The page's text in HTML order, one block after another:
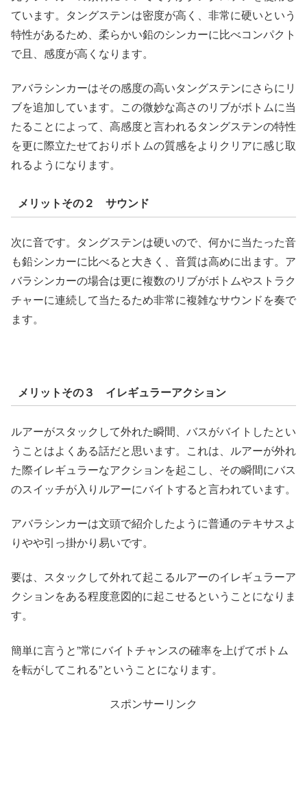
ています。タングステンは密度が高く、非常に硬いという
特性があるため、柔らかい鉛のシンカーに比べコンパクト
で且、感度が高くなります。
アバラシンカーはその感度の高いタングステンにさらにリ
ブを追加しています。この微妙な高さのリブがボトムに当
たることによって、高感度と言われるタングステンの特性
を更に際立たせておりボトムの質感をよりクリアに感じ取
れるようになります。
メリットその２ サウンド
次に音です。タングステンは硬いので、何かに当たった音
も鉛シンカーに比べると大きく、音質は高めに出ます。ア
バラシンカーの場合は更に複数のリブがボトムやストラク
チャーに連続して当たるため非常に複雑なサウンドを奏で
ます。
メリットその３ イレギュラーアクション
ルアーがスタックして外れた瞬間、バスがバイトしたとい
うことはよくある話だと思います。これは、ルアーが外れ
た際イレギュラーなアクションを起こし、その瞬間にバス
のスイッチが入りルアーにバイトすると言われています。
アバラシンカーは文頭で紹介したように普通のテキサスよ
りやや引っ掛かり易いです。
要は、スタックして外れて起こるルアーのイレギュラーア
クションをある程度意図的に起こせるということになりま
す。
簡単に言うと”常にバイトチャンスの確率を上げてボトム
を転がしてこれる”ということになります。
スポンサーリンク